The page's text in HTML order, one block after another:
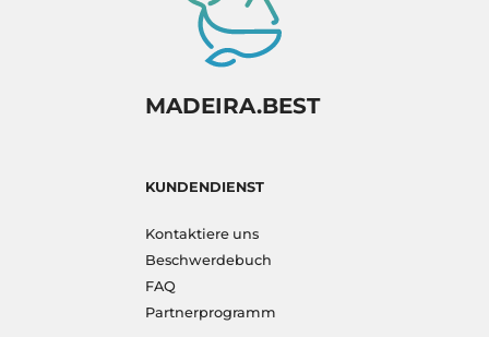
MADEIRA.BEST
KUNDENDIENST
Kontaktiere uns
Beschwerdebuch
FAQ
Partnerprogramm